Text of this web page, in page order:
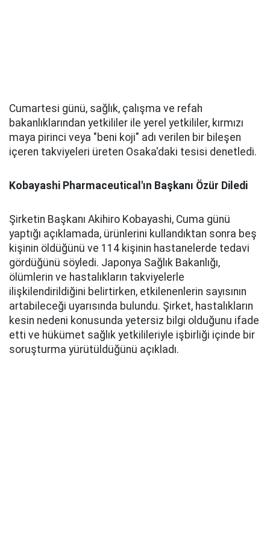
Cumartesi günü, sağlık, çalışma ve refah
bakanlıklarından yetkililer ile yerel yetkililer, kırmızı
maya pirinci veya "beni koji" adı verilen bir bileşen
içeren takviyeleri üreten Osaka'daki tesisi denetledi.
Kobayashi Pharmaceutical'ın Başkanı Özür Diledi
Şirketin Başkanı Akihiro Kobayashi, Cuma günü
yaptığı açıklamada, ürünlerini kullandıktan sonra beş
kişinin öldüğünü ve 114 kişinin hastanelerde tedavi
gördüğünü söyledi. Japonya Sağlık Bakanlığı,
ölümlerin ve hastalıkların takviyelerle
ilişkilendirildiğini belirtirken, etkilenenlerin sayısının
artabileceği uyarısında bulundu. Şirket, hastalıkların
kesin nedeni konusunda yetersiz bilgi olduğunu ifade
etti ve hükümet sağlık yetkilileriyle işbirliği içinde bir
soruşturma yürütüldüğünü açıkladı.